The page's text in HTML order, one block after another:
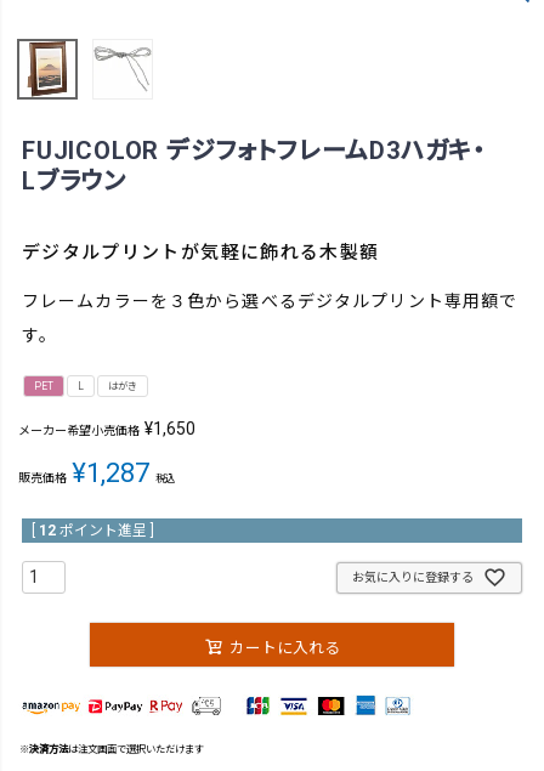
FUJICOLOR デジフォトフレームD3ハガキ・
Lブラウン
デジタルプリントが気軽に飾れる木製額
フレームカラーを３色から選べるデジタルプリント専用額で
す。
PET L はがき
メーカー希望小売価格 ¥1,650
販売価格 ¥1,287 税込
12 ポイント進呈 ]
お気に入りに登録する
カートに入れる
※決済方法は注文画面で選択いただけます